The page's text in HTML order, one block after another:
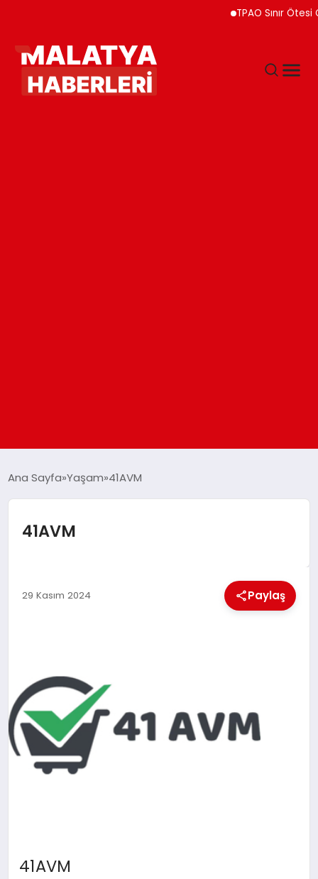
TPAO Sınır Ötesi
EĞITIM
MAGAZIN
SAĞLIK
SIYASET
Ana Sayfa Yaşam 41AVM
41AVM
29 Kasım 2024 Paylaş
41AVM